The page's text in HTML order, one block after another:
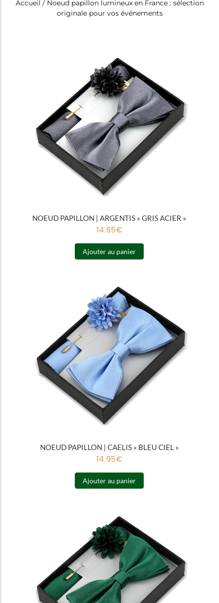
Accueil / Noeud papillon lumineux en France : sélection
originale pour vos événements
NOEUD PAPILLON | ARGENTIS « GRIS ACIER »
14.95€
Ajouter au panier
NOEUD PAPILLON | CAELIS « BLEU CIEL »
14.95€
Ajouter au panier